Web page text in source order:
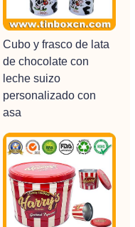
Cubo y frasco de lata
de chocolate con
leche suizo
personalizado con
asa